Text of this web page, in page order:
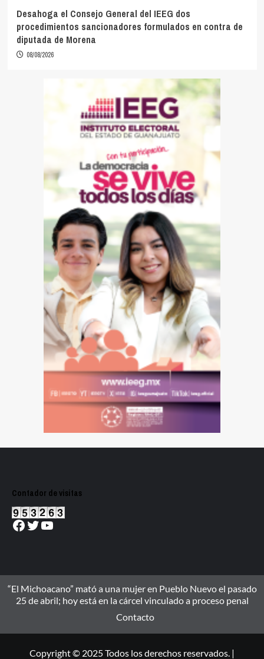
Desahoga el Consejo General del IEEG dos
procedimientos sancionadores formulados en contra de
diputada de Morena
08/08/2026
Contador de visitas
Facebook
Twitter
YouTube
“El Michoacano” mató a una mujer en Pueblo Nuevo el pasado
25 de abril; hoy está en la cárcel vinculado a proceso penal
Contacto
Copyright © 2025 Todos los derechos reservados. |